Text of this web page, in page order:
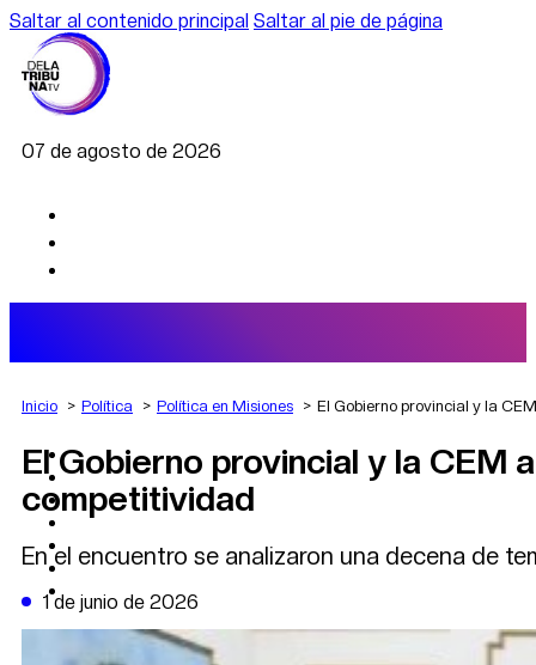
Saltar al contenido principal Saltar al pie de página
07 de agosto de 2026
AGRO
DEPORTES
ECONOMÍA
POLÍTICA
CAMBIO CLIMÁTICO
DATA FIRME
DE LA TRIBUNA TV
Inicio Política Política en Misiones El Gobierno provincial y la
El Gobierno provincial y la CEM
competitividad
En el encuentro se analizaron una decena de
1 de junio de 2026